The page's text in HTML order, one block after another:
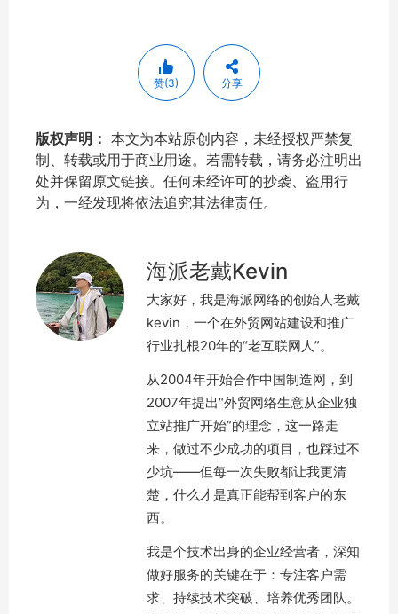
赞(3) 分享
版权声明： 本文为本站原创内容，未经授权严禁复
制、转载或用于商业用途。若需转载，请务必注明出
处并保留原文链接。任何未经许可的抄袭、盗用行
为，一经发现将依法追究其法律责任。
海派老戴Kevin
大家好，我是海派网络的创始人老戴
kevin，一个在外贸网站建设和推广
行业扎根20年的“老互联网人”。
从2004年开始合作中国制造网，到
2007年提出“外贸网络生意从企业独
立站推广开始”的理念，这一路走
来，做过不少成功的项目，也踩过不
少坑——但每一次失败都让我更清
楚，什么才是真正能帮到客户的东
西。
我是个技术出身的企业经营者，深知
做好服务的关键在于：专注客户需
求、持续技术突破、培养优秀团队。